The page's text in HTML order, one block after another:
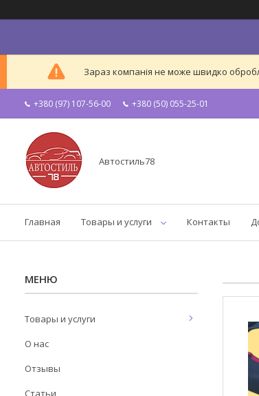
Зараз компанія не може швидко
+380 (97) 107-56-00 +380 (50) 055-25-01
Автостиль78
Главная Товары и услуги Контакты
Товары и услуги
О нас
Отзывы
Статьи